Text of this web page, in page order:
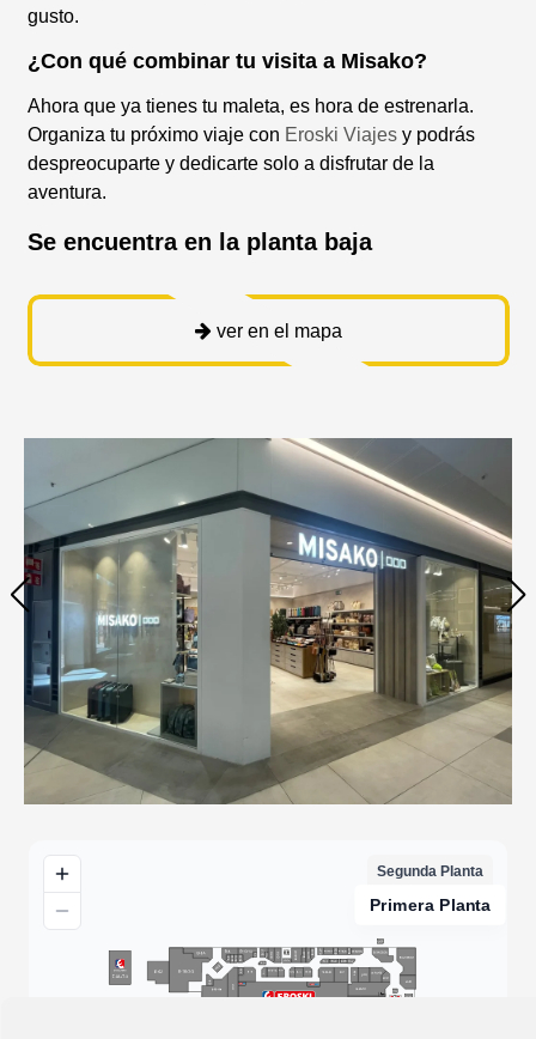
gusto.
¿Con qué combinar tu visita a Misako?
Ahora que ya tienes tu maleta, es hora de estrenarla.
Organiza tu próximo viaje con Eroski Viajesy podrás
despreocuparte y dedicarte solo a disfrutar de la
aventura.
Se encuentra en la planta baja
ver en el mapa